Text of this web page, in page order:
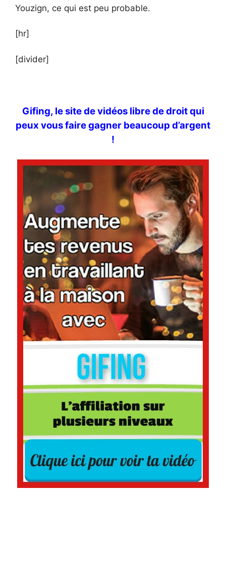
Youzign, ce qui est peu probable.
[hr]
[divider]
Gifing, le site de vidéos libre de droit qui
peux vous faire gagner beaucoup d’argent
!